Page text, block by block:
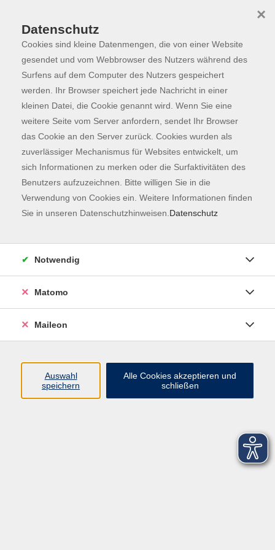
Skip to main content
Programm
Der Kurs konnte nicht gefunden werden.
Kontaktformular
Impressum
AGB
Datenschutzerklärung
Datenschutz
Cookies sind kleine Datenmengen, die von einer Website
gesendet und vom Webbrowser des Nutzers während des
Surfens auf dem Computer des Nutzers gespeichert
werden. Ihr Browser speichert jede Nachricht in einer
kleinen Datei, die Cookie genannt wird. Wenn Sie eine
weitere Seite vom Server anfordern, sendet Ihr Browser
das Cookie an den Server zurück. Cookies wurden als
zuverlässiger Mechanismus für Websites entwickelt, um
sich Informationen zu merken oder die Surfaktivitäten des
Benutzers aufzuzeichnen. Bitte willigen Sie in die
Verwendung von Cookies ein. Weitere Informationen finden
Sie in unseren Datenschutzhinweisen. Datenschutz
×
Notwendig
Matomo
Maileon
Auswahl
speichern
Alle Cookies akzeptieren und
schließen